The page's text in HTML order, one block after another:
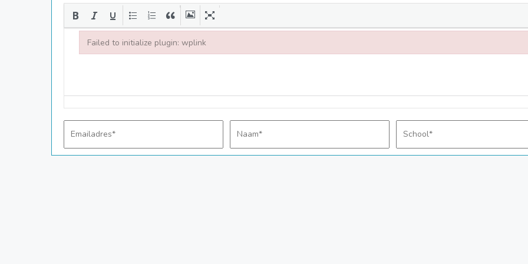
Failed to initialize plugin: wplink
Failed to initialize plugin: wplink